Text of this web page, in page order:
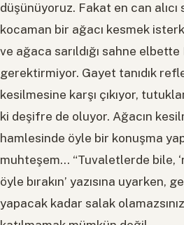
düşünüyoruz. Fakat en can alıcı
kocaman bir ağacı kesmek
ve ağaca sarıldığı sahne elbette
gerektirmiyor. Gayet tanıdık
kesilmesine karşı çıkıyor,
ki deşifre de oluyor. Ağacın
hamlesinde öyle bir konuşma
muhteşem… “Tuvaletlerde bile,
öyle bırakın’ yazısına uyarken,
yapacak kadar salak